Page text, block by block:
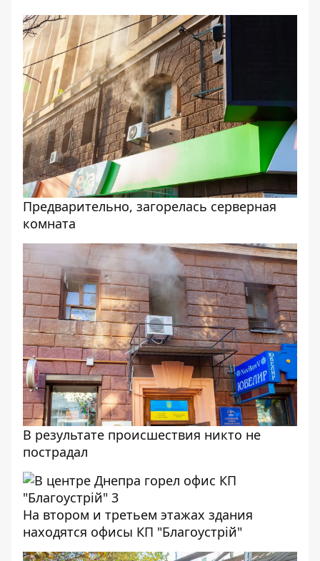
Предварительно, загорелась серверная
комната
В результате происшествия никто не
пострадал
На втором и третьем этажах здания
находятся офисы КП "Благоустрій"